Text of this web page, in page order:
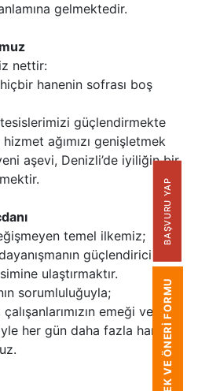
DILEK VE ÖNERI FORMU
BAŞVURU YAP
gelmektedir.
nettir:
hanenin sofrası boş
güçlendirmekte
ağımızı genişletmek
aşevi, Denizli’de iyiliğin bir
temel ilkemiz;
güçlendirici
ulaştırmaktır.
sorumluluğuyla;
emeği ve
her gün daha fazla haneye